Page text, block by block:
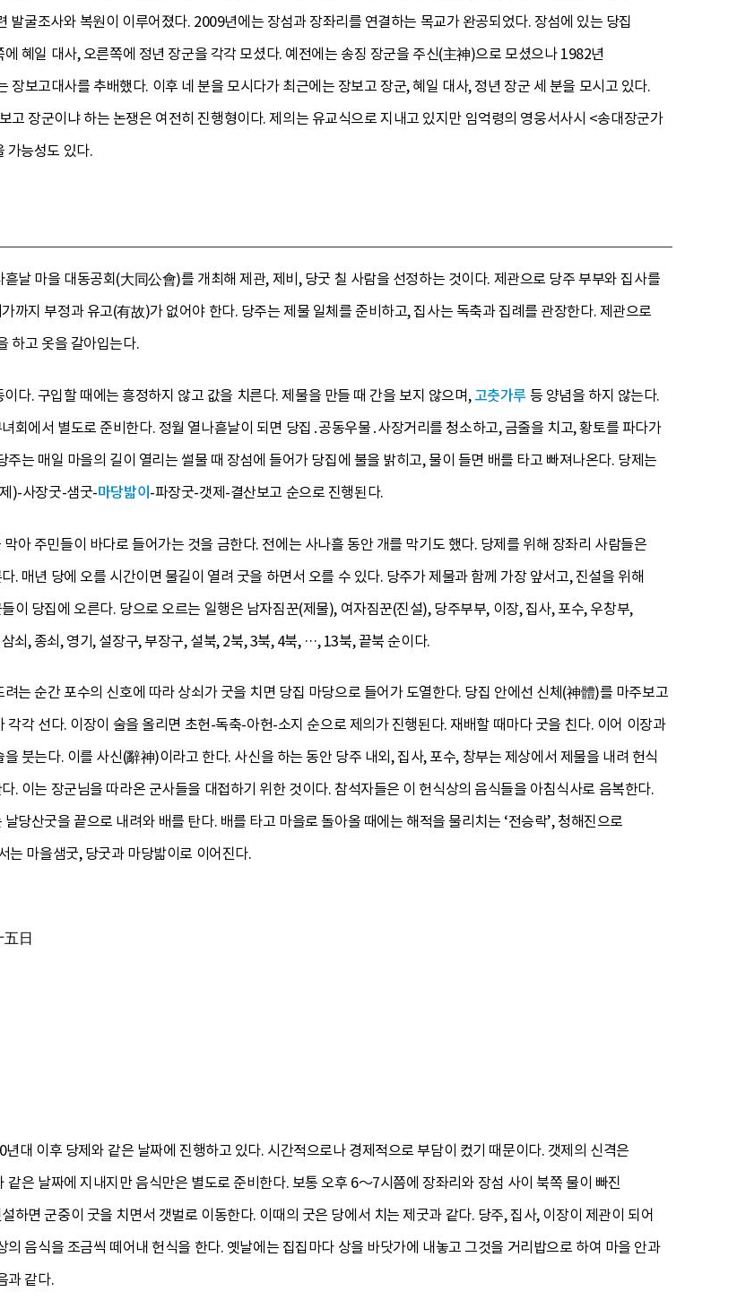
굴조사와 복원이 이루어졌다. 2009년에는 장섬과 장좌리를 연결하는 목교가 완공되었다. 장섬에 있는 당집
혜일 대사, 오른쪽에 정년 장군을 각각 모셨다. 예전에는 송징 장군을 주신(主神)으로 모셨으나 1982년
장보고대사를 추배했다. 이후 네 분을 모시다가 최근에는 장보고 장군, 혜일 대사, 정년 장군 세 분을 모시고 있다.
고 장군이냐 하는 논쟁은 여전히 진행형이다. 제의는 유교식으로 지내고 있지만 임억령의 영웅서사시 <송대장군가
가능성도 있다.
날 마을 대동공회(大同公會)를 개최해 제관, 제비, 당굿 칠 사람을 선정하는 것이다. 제관으로 당주 부부와 집사를
까지 부정과 유고(有故)가 없어야 한다. 당주는 제물 일체를 준비하고, 집사는 독축과 집례를 관장한다. 제관으로
하고 옷을 갈아입는다.
다. 구입할 때에는 흥정하지 않고 값을 치른다. 제물을 만들 때 간을 보지 않으며,고춧가루 등 양념을 하지 않는다.
회에서 별도로 준비한다. 정월 열나흗날이 되면 당집․공동우물․사장거리를 청소하고, 금줄을 치고, 황토를 파다가
는 매일 마을의 길이 열리는 썰물 때 장섬에 들어가 당집에 불을 밝히고, 물이 들면 배를 타고 빠져나온다. 당제는
)-사장굿-샘굿-마당밟이 -파장굿-갯제-결산보고 순으로 진행된다.
아 주민들이 바다로 들어가는 것을 금한다. 전에는 사나흘 동안 개를 막기도 했다. 당제를 위해 장좌리 사람들은
. 매년 당에 오를 시간이면 물길이 열려 굿을 하면서 오를 수 있다. 당주가 제물과 함께 가장 앞서고, 진설을 위해
이 당집에 오른다. 당으로 오르는 일행은 남자짐꾼(제물), 여자짐꾼(진설), 당주부부, 이장, 집사, 포수, 우창부,
쇠, 종쇠, 영기, 설장구, 부장구, 설북, 2북, 3북, 4북, …, 13북, 끝북 순이다.
는 순간 포수의 신호에 따라 상쇠가 굿을 치면 당집 마당으로 들어가 도열한다. 당집 안에선 신체(神體)를 마주보고
각 선다. 이장이 술을 올리면 초헌-독축-아헌-소지 순으로 제의가 진행된다. 재배할 때마다 굿을 친다. 이어 이장과
붓는다. 이를 사신(辭神)이라고 한다. 사신을 하는 동안 당주 내외, 집사, 포수, 창부는 제상에서 제물을 내려 헌식
. 이는 장군님을 따라온 군사들을 대접하기 위한 것이다. 참석자들은 이 헌식상의 음식들을 아침식사로 음복한다.
당산굿을 끝으로 내려와 배를 탄다. 배를 타고 마을로 돌아올 때에는 해적을 물리치는 ‘전승락’, 청해진으로
는 마을샘굿, 당굿과 마당밟이로 이어진다.
五日
대 이후 당제와 같은 날짜에 진행하고 있다. 시간적으로나 경제적으로 부담이 컸기 때문이다. 갯제의 신격은
은 날짜에 지내지만 음식만은 별도로 준비한다. 보통 오후 6～7시쯤에 장좌리와 장섬 사이 북쪽 물이 빠진
하면 군중이 굿을 치면서 갯벌로 이동한다. 이때의 굿은 당에서 치는 제굿과 같다. 당주, 집사, 이장이 제관이 되어
음식을 조금씩 떼어내 헌식을 한다. 옛날에는 집집마다 상을 바닷가에 내놓고 그것을 거리밥으로 하여 마을 안과
과 같다.